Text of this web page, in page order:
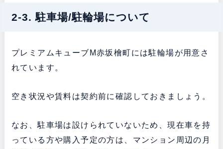
2-3. 駐車場/駐輪場について
プレミアムキューブM赤坂檜町には駐輪場が用意さ
れています。
空き状況や賃料は契約前に確認しておきましょう。
なお、駐車場は設けられていないため、現在車を持
っている方や購入予定の方は、マンション周辺の月